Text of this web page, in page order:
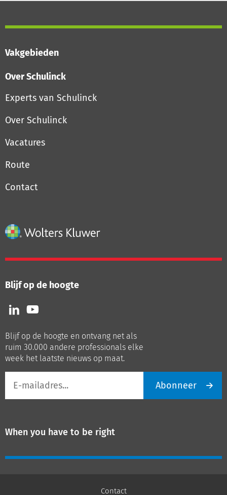
Vakgebieden
Over Schulinck
Experts van Schulinck
Over Schulinck
Vacatures
Route
Contact
Blijf op de hoogte
Volg
ons
LinkedIn
Volg
ons
Youtube
Blijf op de hoogte en ontvang net als
ruim 30.000 andere professionals elke
week het laatste nieuws op maat.
mailadres
Abonneer
When you have to be right
Contact